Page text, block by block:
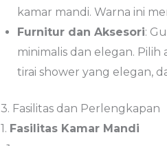
kamar mandi. Warna ini
Furnitur dan Aksesori:
minimalis dan elegan.
tirai shower yang elegan,
3. Fasilitas dan Perlengkapan
1. Fasilitas Kamar Mandi